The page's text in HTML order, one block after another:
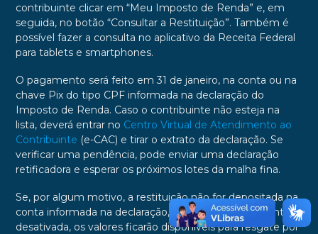
contribuinte clicar em “Meu Imposto de Renda” e, em
seguida, no botão “Consultar a Restituição”. Também é
possível fazer a consulta no aplicativo da Receita Federal
para tablets e smartphones.
O pagamento será feito em 31 de janeiro, na conta ou na
chave Pix do tipo CPF informada na declaração do
Imposto de Renda. Caso o contribuinte não esteja na
lista, deverá entrar no Centro Virtual de Atendimento ao
Contribuinte (e-CAC) e tirar o extrato da declaração. Se
verificar uma pendência, pode enviar uma declaração
retificadora e esperar os próximos lotes da malha fina.
Se, por algum motivo, a restituição não for depositada na
conta informada na declaração, como no caso de conta
desativada, os valores ficarão disponíveis para resgate por